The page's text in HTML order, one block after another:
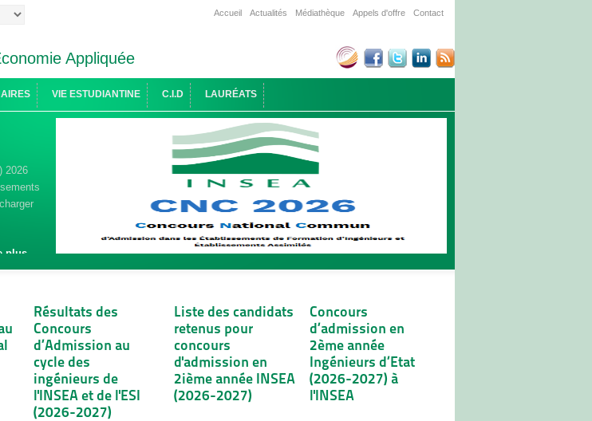
Accueil Actualités Médiathèque Appels d'offre Contact
Appliquée
VIE ESTUDIANTINE C.I.D LAURÉATS
2026
plus ...
Résultats des
Concours
d’Admission au
cycle des
ingénieurs de
l'INSEA et de l'ESI
(2026-2027)
Liste des candidats
retenus pour
concours
d'admission en
2ième année INSEA
(2026-2027)
Concours
d’admission en
2ème année
Ingénieurs d’Etat
(2026-2027) à
l'INSEA